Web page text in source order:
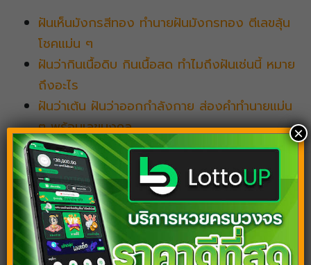
ฝันเห็นมังกรสีทอง ทำนายฝันมังกรทอง ตีเลขลุ้น
โชคแม่น ๆ
ฝันว่ากินเนื้อดิบ กินเนื้อสด ทำไมถึงฝันเช่นนี้ หมาย
ถึงอะไร
ฝันว่าเต้น ฝันว่าออกกำลังกาย ส่องคำทำนายแม่น
ๆ พร้อมเลขมงคล
ฝันเห็นควายธนู สัญญาณจากความฝัน บอกอะไร
เกี่ยวกับชีวิตคุณ?
ฝันว่าซื้อมอเตอร์ไซค์ใหม่ มีเกณฑ์จะถูกหวยจริง
ไหม เปิดดวงชะตา 2568
×